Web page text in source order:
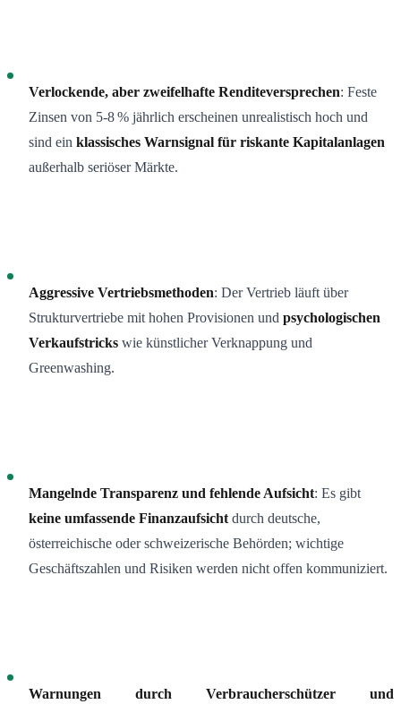
Verlockende, aber zweifelhafte Renditeversprechen: Feste
Zinsen von 5-8 % jährlich erscheinen unrealistisch hoch und
sind ein klassisches Warnsignal für riskante Kapitalanlagen
außerhalb seriöser Märkte.
Aggressive Vertriebsmethoden: Der Vertrieb läuft über
Strukturvertriebe mit hohen Provisionen und psychologischen
Verkaufstricks wie künstlicher Verknappung und
Greenwashing.
Mangelnde Transparenz und fehlende Aufsicht: Es gibt
keine umfassende Finanzaufsicht durch deutsche,
österreichische oder schweizerische Behörden; wichtige
Geschäftszahlen und Risiken werden nicht offen kommuniziert.
Warnungen durch Verbraucherschützer und